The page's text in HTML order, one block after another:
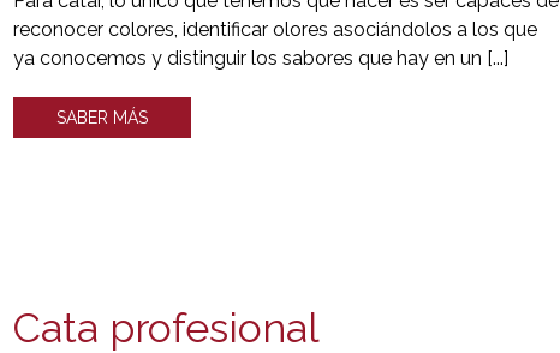
reconocer colores, identificar olores asociándolos a los que
ya conocemos y distinguir los sabores que hay en un [...]
SABER MÁS
Cata profesional